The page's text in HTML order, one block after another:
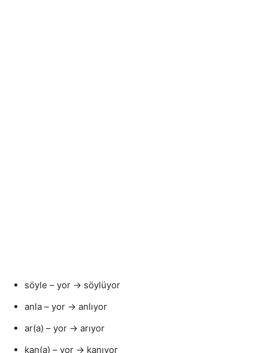
söyle – yor → söylüyor
anla – yor → anlıyor
ar(a) – yor → arıyor
kan(a) – yor → kanıyor